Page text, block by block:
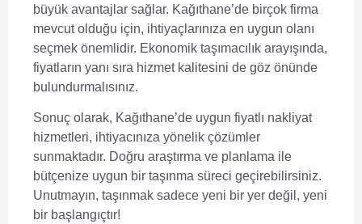
büyük avantajlar sağlar. Kağıthane’de birçok firma
mevcut olduğu için, ihtiyaçlarınıza en uygun olanı
seçmek önemlidir. Ekonomik taşımacılık arayışında,
fiyatların yanı sıra hizmet kalitesini de göz önünde
bulundurmalısınız.
Sonuç olarak, Kağıthane’de uygun fiyatlı nakliyat
hizmetleri, ihtiyacınıza yönelik çözümler
sunmaktadır. Doğru araştırma ve planlama ile
bütçenize uygun bir taşınma süreci geçirebilirsiniz.
Unutmayın, taşınmak sadece yeni bir yer değil, yeni
bir başlangıçtır!